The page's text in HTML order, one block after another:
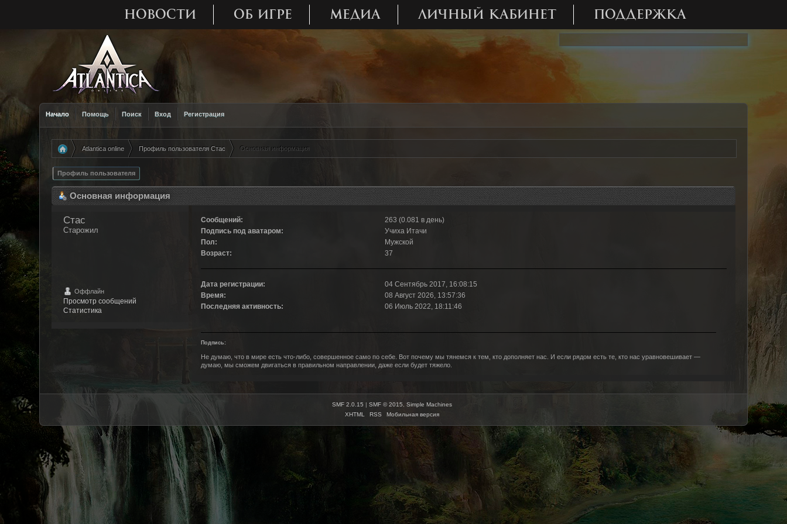
НОВОСТИ ОБ ИГРЕ МЕДИА ЛИЧНЫЙ КАБИНЕТ ПОДДЕРЖКА
Начало Помощь Поиск Вход Регистрация
Atlantica online
»
Профиль пользователя Стас
»
Основная информация
Профиль пользователя
Основная информация
Стас
Старожил
Оффлайн
Просмотр сообщений
Статистика
Сообщений:
263 (0.081 в день)
Подпись под аватаром:
Учиха Итачи
Пол:
Мужской
Возраст:
37
Дата регистрации:
04 Сентябрь 2017, 16:08:15
Время:
08 Август 2026, 13:57:36
Последняя активность:
06 Июль 2022, 18:11:46
Подпись:
Не думаю, что в мире есть что-либо, совершенное само по себе. Вот почему мы тянемся к тем, кто дополняет нас. И если рядом есть те, кто нас уравновешивает —
думаю, мы сможем двигаться в правильном направлении, даже если будет тяжело.
SMF 2.0.15 | SMF © 2015
Simple Machines
XHTML
RSS Мобильная версия